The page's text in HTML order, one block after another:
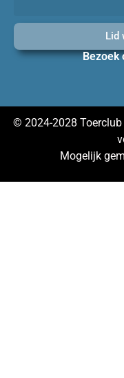
Lid
Bezoek
© 2024-2028 Toerclub
Mogelijk